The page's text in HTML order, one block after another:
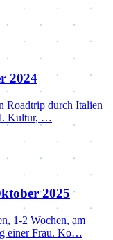
2024
Roadtrip durch Italien
Kultur, …
2025
1-2 Wochen, am
einer Frau. Ko…